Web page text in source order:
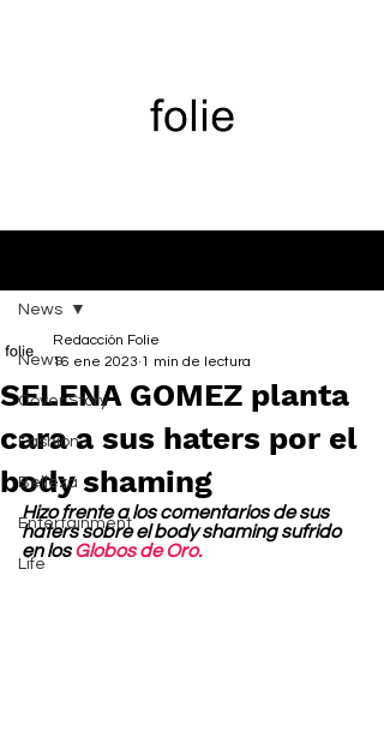
News
Cover Story
Fashion
Belleza
Entertainment
Life
News
SELENA GOMEZ planta
cara a sus haters por el
body shaming
Redacción Folie
16 ene 2023 1 min de lectura
Hizo frente a los comentarios de sus
haters sobre el body shaming sufrido
en los Globos de Oro.